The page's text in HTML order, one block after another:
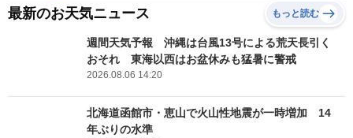
最新のお天気ニュース もっと読む
週間天気予報 沖縄は台風13号による荒天長引く
おそれ 東海以西はお盆休みも猛暑に警戒
2026.08.06 14:20
北海道函館市・恵山で火山性地震が一時増加 14
年ぶりの水準